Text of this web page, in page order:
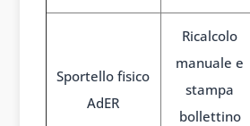
Sportello fisico
AdER
Ricalcolo
manuale e
stampa
bollettino